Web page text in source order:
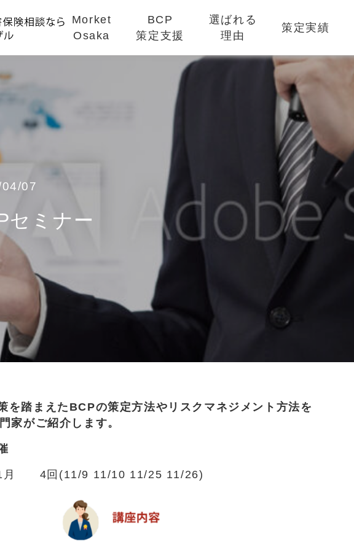
Morket
Osaka
BCP
策定支援
選ばれる
理由
策定実績
07
セミナー
を踏まえたBCPの策定方法やリスクマネジメント方法を
家がご紹介します。
月 4回(11/9 11/10 11/25 11/26)